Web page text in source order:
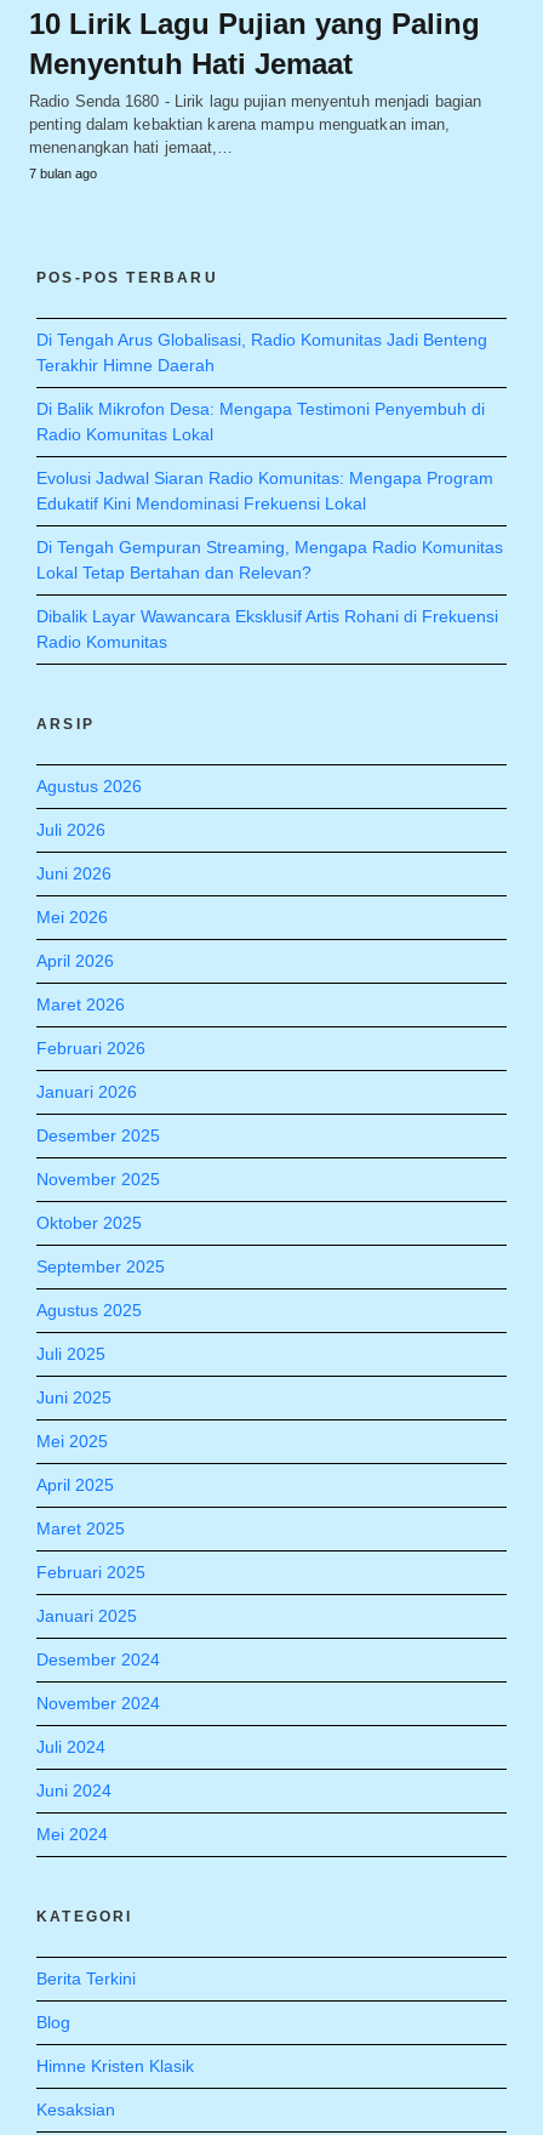
10 Lirik Lagu Pujian yang Paling
Menyentuh Hati Jemaat
Radio Senda 1680 - Lirik lagu pujian menyentuh menjadi bagian
penting dalam kebaktian karena mampu menguatkan iman,
menenangkan hati jemaat,…
7 bulan ago
POS-POS TERBARU
Di Tengah Arus Globalisasi, Radio Komunitas Jadi Benteng
Terakhir Himne Daerah
Di Balik Mikrofon Desa: Mengapa Testimoni Penyembuh di
Radio Komunitas Lokal
Evolusi Jadwal Siaran Radio Komunitas: Mengapa Program
Edukatif Kini Mendominasi Frekuensi Lokal
Di Tengah Gempuran Streaming, Mengapa Radio Komunitas
Lokal Tetap Bertahan dan Relevan?
Dibalik Layar Wawancara Eksklusif Artis Rohani di Frekuensi
Radio Komunitas
ARSIP
Agustus 2026
Juli 2026
Juni 2026
Mei 2026
April 2026
Maret 2026
Februari 2026
Januari 2026
Desember 2025
November 2025
Oktober 2025
September 2025
Agustus 2025
Juli 2025
Juni 2025
Mei 2025
April 2025
Maret 2025
Februari 2025
Januari 2025
Desember 2024
November 2024
Juli 2024
Juni 2024
Mei 2024
KATEGORI
Berita Terkini
Blog
Himne Kristen Klasik
Kesaksian